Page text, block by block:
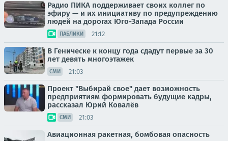
Радио ПИКА поддерживает своих коллег по
эфиру — и их инициативу по предупреждению
людей на дорогах Юго-Запада России
ПАБЛИКИ 21:12
В Геническе к концу года сдадут первые за 30
лет девять многоэтажек
СМИ 21:03
Проект "Выбирай свое" дает возможность
предприятиям формировать будущие кадры,
рассказал Юрий Ковалёв
СМИ 21:03
Авиационная ракетная, бомбовая опасность